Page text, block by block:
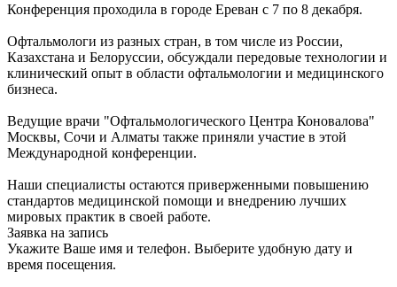
Конференция проходила в городе Ереван с 7 по 8 декабря.
Офтальмологи из разных стран, в том числе из России,
Казахстана и Белоруссии, обсуждали передовые технологии и
клинический опыт в области офтальмологии и медицинского
бизнеса.
Ведущие врачи "Офтальмологического Центра Коновалова"
Москвы, Сочи и Алматы также приняли участие в этой
Международной конференции.
Наши специалисты остаются приверженными повышению
стандартов медицинской помощи и внедрению лучших
мировых практик в своей работе.
Заявка на запись
Укажите Ваше имя и телефон. Выберите удобную дату и
время посещения.